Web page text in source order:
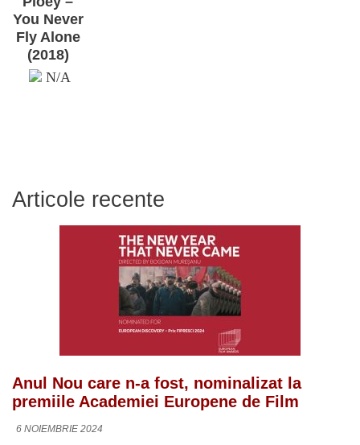
You Never
Fly Alone
(2018)
N/A
Articole recente
Anul Nou care n-a fost, nominalizat la
premiile Academiei Europene de Film
6 NOIEMBRIE 2024